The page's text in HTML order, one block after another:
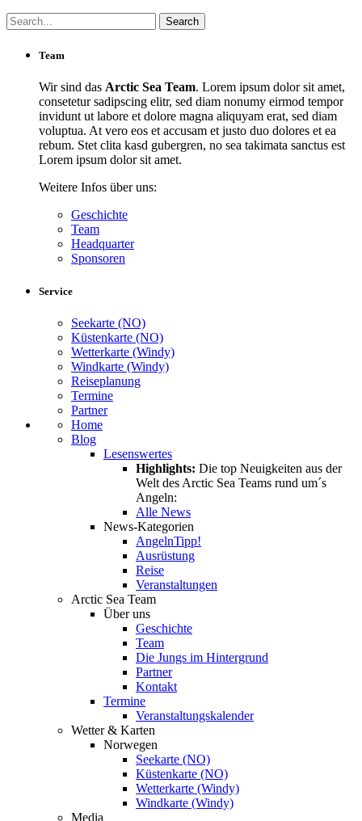
Team
Wir sind das Arctic Sea Team. Lorem ipsum dolor sit amet,
consetetur sadipscing elitr, sed diam nonumy eirmod tempor
invidunt ut labore et dolore magna aliquyam erat, sed diam
voluptua. At vero eos et accusam et justo duo dolores et ea
rebum. Stet clita kasd gubergren, no sea takimata sanctus est
Lorem ipsum dolor sit amet.
Weitere Infos über uns:
Geschichte
Team
Headquarter
Sponsoren
Service
Seekarte (NO)
Küstenkarte (NO)
Wetterkarte (Windy)
Windkarte (Windy)
Reiseplanung
Termine
Partner
Home
Blog
Lesenswertes
Highlights: Die top Neuigkeiten aus der
Welt des Arctic Sea Teams rund um´s
Angeln:
Alle News
News-Kategorien
AngelnTipp!
Ausrüstung
Reise
Veranstaltungen
Arctic Sea Team
Über uns
Geschichte
Team
Die Jungs im Hintergrund
Partner
Kontakt
Termine
Veranstaltungskalender
Wetter & Karten
Norwegen
Seekarte (NO)
Küstenkarte (NO)
Wetterkarte (Windy)
Windkarte (Windy)
Media